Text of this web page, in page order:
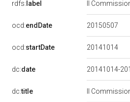
rdfs: label II
ocd:endDate 20150507
ocd:startDate 20141014
dc:date 20141014-
dc:title II